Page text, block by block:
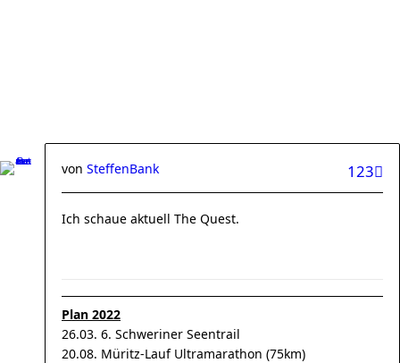
123
von SteffenBank
Ich schaue aktuell The Quest.
Plan 2022
26.03. 6. Schweriner Seentrail
20.08. Müritz-Lauf Ultramarathon (75km)